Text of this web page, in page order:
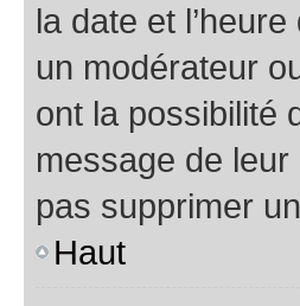
la date et
un modérateur
ont la possibilité
message de
pas supprimer
Haut